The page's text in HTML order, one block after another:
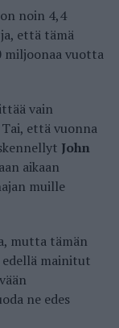
noin 4,4
että tämä
miljoonaa vuotta
vain
että vuonna
John
aikaan
muille
mutta tämän
edellä mainitut
ne edes